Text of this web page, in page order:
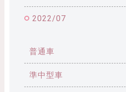
2022/07
普通車
準中型車